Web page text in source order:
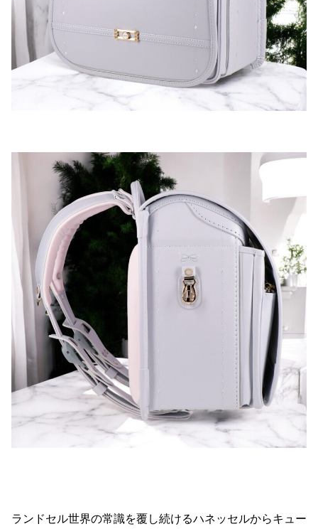
ランドセル世界の常識を覆し続けるハネッセルからキュー